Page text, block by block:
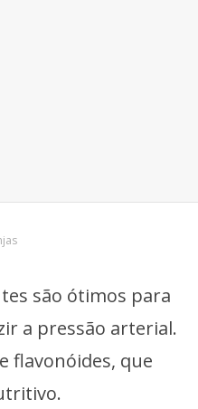
são ótimos para
a pressão arterial.
flavonóides, que